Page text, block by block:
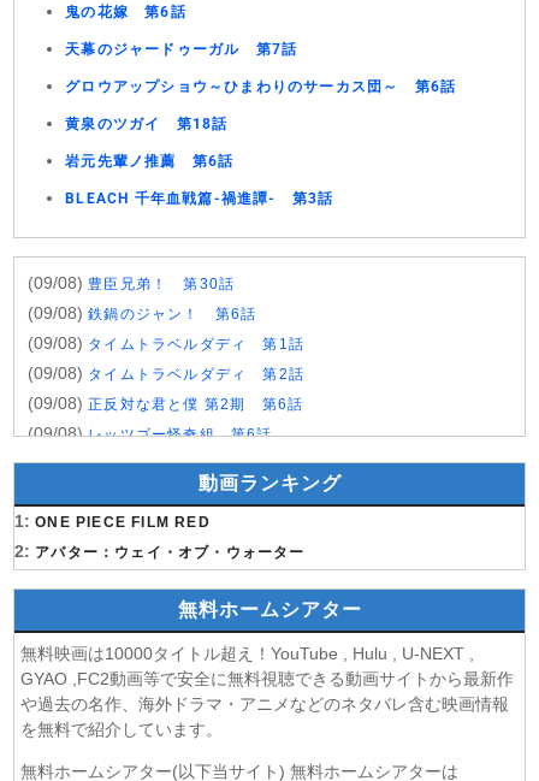
鬼の花嫁 第6話
天幕のジャードゥーガル 第7話
グロウアップショウ～ひまわりのサーカス団～ 第6話
黄泉のツガイ 第18話
岩元先輩ノ推薦 第6話
BLEACH 千年血戦篇-禍進譚- 第3話
(09/08) 豊臣兄弟！ 第30話
(09/08)鉄鍋のジャン！ 第6話
(09/08) タイムトラベルダディ 第1話
(09/08) タイムトラベルダディ 第2話
(09/08)正反対な君と僕 第2期 第6話
(09/08)レッツゴー怪奇組 第6話
(09/08)名探偵プリキュア！ 第28話
仮面ライダーゼッツ 第47話
(09/08)DIGIMON BEATBREAK 第42話
(09/08)角醒ハンター オメガホーン 第3話
おねがいアイプリ 第19話
MAO 第19話
(09/08)才女のお世話 高嶺の花だらけな名門校で、学院一のお嬢様
(生活能力皆無)を陰ながらお世話することになりました 第6話
(09/08)魔法少女リリカルなのは EXCEEDS Gun Blaze
Vengeance 第6話
動画ランキング
1: ONE PIECE FILM RED
2: アバター：ウェイ・オブ・ウォーター
無料ホームシアター
無料映画は10000タイトル超え！YouTube , Hulu , U-NEXT ,
GYAO ,FC2動画等で安全に無料視聴できる動画サイトから最新作
や過去の名作、海外ドラマ・アニメなどのネタバレ含む映画情報
を無料で紹介しています。
無料ホームシアター(以下当サイト) 無料ホームシアターは